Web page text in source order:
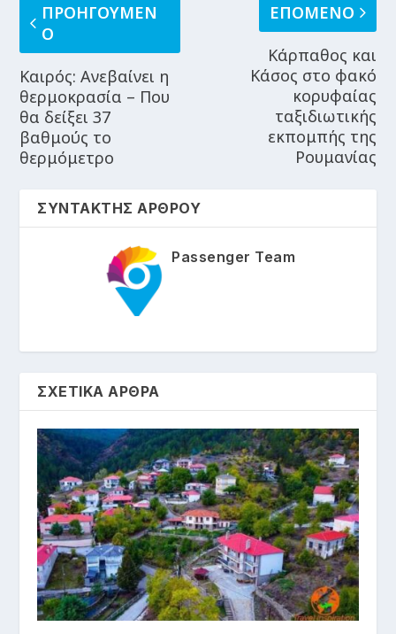
ΠΡΟΗΓΟΥΜΕΝ
Ο
Καιρός: Ανεβαίνει η
θερμοκρασία – Που
θα δείξει 37
βαθμούς το
θερμόμετρο
ΕΠΟΜΕΝΟ
Κάρπαθος και
Κάσος στο φακό
κορυφαίας
ταξιδιωτικής
εκπομπής της
Ρουμανίας
ΣΥΝΤΑΚΤΗΣ ΑΡΘΡΟΥ
Passenger Team
ΣΧΕΤΙΚΑ ΑΡΘΡΑ